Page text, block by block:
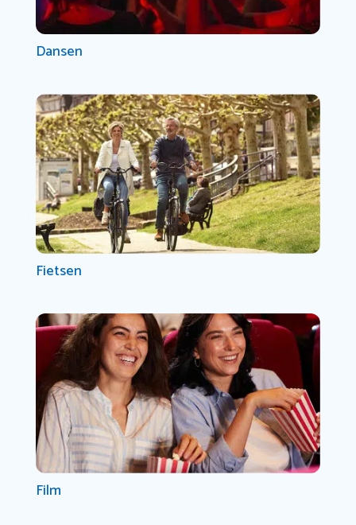
Dansen
Fietsen
Film